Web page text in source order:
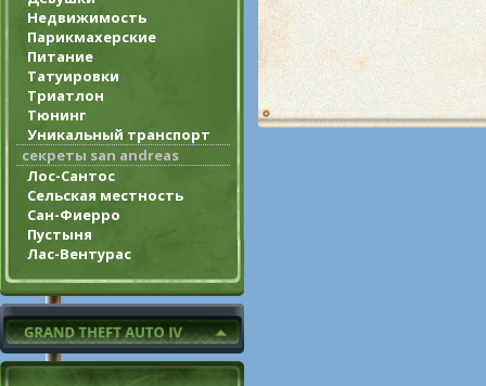
Недвижимость
Парикмахерские
Питание
Татуировки
Триатлон
Тюнинг
Уникальный транспорт
секреты san andreas
Лос-Сантос
Сельская местность
Сан-Фиерро
Пустыня
Лас-Вентурас